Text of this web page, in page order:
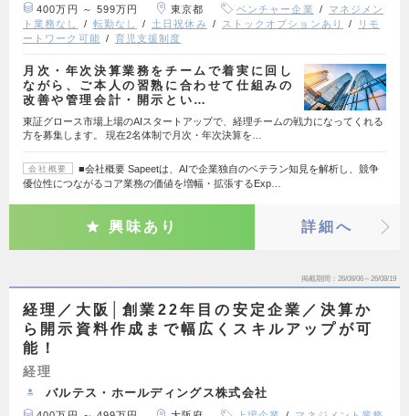
400万円 ～ 599万円 東京都 ベンチャー企業
マネジメン
ト業務なし
転勤なし 土日祝休み ストックオプションあり
リモ
ートワーク可能
育児支援制度
月次・年次決算業務をチームで着実に回し
ながら、ご本人の習熟に合わせて仕組みの
改善や管理会計・開示とい…
東証グロース市場上場のAIスタートアップで、経理チームの戦力になってくれる
方を募集します。 現在2名体制で月次・年次決算を…
会社概要
■会社概要 Sapeetは、AIで企業独自のベテラン知見を解析し、競争
優位性につながるコア業務の価値を増幅・拡張するExp…
興味あり 詳細へ
掲載期間 26/08/06～26/08/19
経理／大阪│創業22年目の安定企業／決算か
ら開示資料作成まで幅広くスキルアップが可
能！
経理
バルテス・ホールディングス株式会社